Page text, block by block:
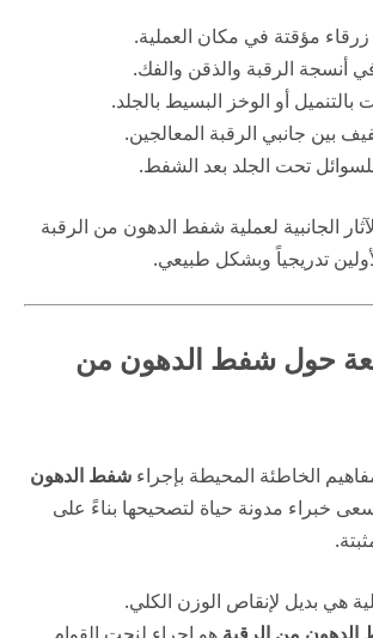
مؤقتة في مكان العملية.
أنسجة الرقبة والذقن والفك.
أو الوخز البسيط بالجلد.
بين جانبي الرقبة المعالجين.
تحت الجلد بعد الشفط.
الجانبية لعملية شفط الدهون من الرقبة
تدريجياً وبشكل طبيعي.
حول شفط الدهون من
الخاطئة المحيطة بإجراء شفط الدهون
خبراء مدونة حياة لتصحيحها بناءً على
هي بديل لإنقاص الوزن الكلي.